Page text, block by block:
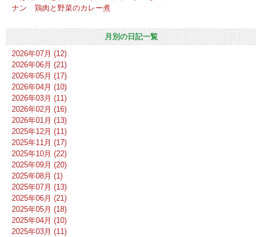
ナン 鶏肉と野菜のカレー煮
月別の日記一覧
2026年07月 (12)
2026年06月 (21)
2026年05月 (17)
2026年04月 (10)
2026年03月 (11)
2026年02月 (16)
2026年01月 (13)
2025年12月 (11)
2025年11月 (17)
2025年10月 (22)
2025年09月 (20)
2025年08月 (1)
2025年07月 (13)
2025年06月 (21)
2025年05月 (18)
2025年04月 (10)
2025年03月 (11)